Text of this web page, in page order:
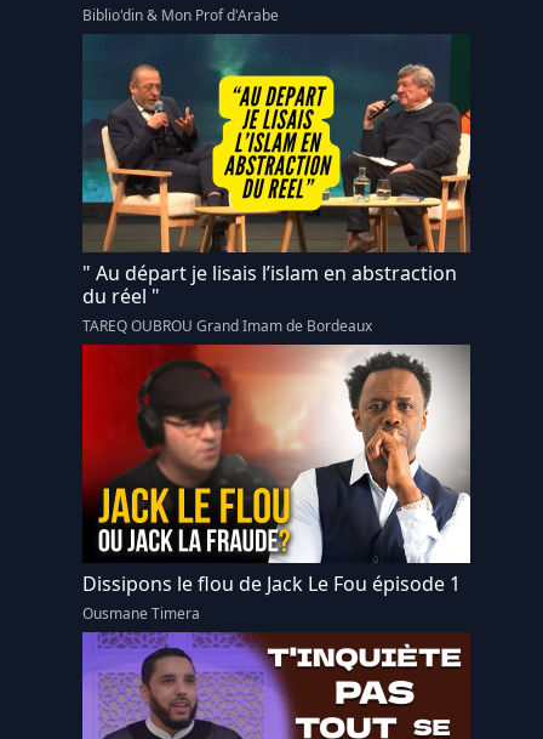
Biblio'din & Mon Prof d'Arabe
" Au départ je lisais l’islam en abstraction
du réel "
TAREQ OUBROU Grand Imam de Bordeaux
Dissipons le flou de Jack Le Fou épisode 1
Ousmane Timera